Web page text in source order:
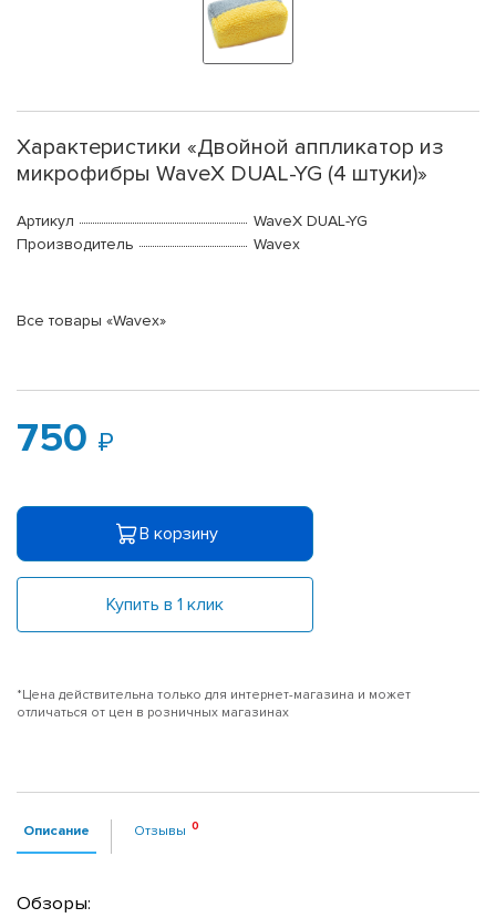
Характеристики «Двойной аппликатор из
микрофибры WaveX DUAL-YG (4 штуки)»
Артикул
WaveX DUAL-YG
Производитель
Wavex
Все товары «Wavex»
750
В корзину
Купить в 1 клик
*Цена действительна только для интернет-магазина и может
отличаться от цен в розничных магазинах
Описание Отзывы
Обзоры: